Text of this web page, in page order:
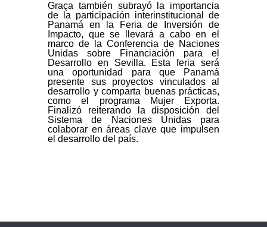
Graça también subrayó la importancia
de la participación interinstitucional de
Panamá en la Feria de Inversión de
Impacto, que se llevará a cabo en el
marco de la Conferencia de Naciones
Unidas sobre Financiación para el
Desarrollo en Sevilla. Esta feria será
una oportunidad para que Panamá
presente sus proyectos vinculados al
desarrollo y comparta buenas prácticas,
como el programa Mujer Exporta.
Finalizó reiterando la disposición del
Sistema de Naciones Unidas para
colaborar en áreas clave que impulsen
el desarrollo del país.